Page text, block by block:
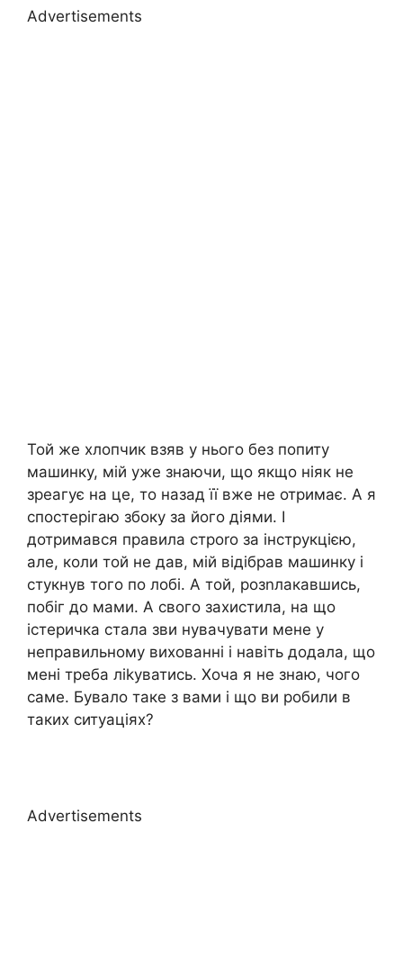
Advertisements
Той же хлопчик взяв у нього без попиту
машинку, мій уже знаючи, що якщо ніяк не
зреагує на це, то назад її вже не отримає. А я
спостерігаю збоку за його діями. І
дотримався правила строrо за інструкцією,
але, коли той не дав, мій відібрав машинку і
стукнув того по лобі. А той, розnлакавшись,
побіг до мами. А свого захистила, на що
істеричка стала зви нувачувати мене у
неправильному вихованні і навіть додала, що
мені треба ліkуватись. Хоча я не знаю, чого
саме. Бувало таке з вами і що ви робили в
таких ситуаціях?
Advertisements